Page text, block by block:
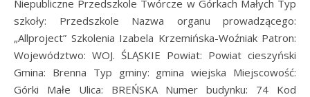
Niepubliczne Przedszkole Twórcze w Górkach Małych Typ
szkoły: Przedszkole Nazwa organu prowadzącego:
„Allproject” Szkolenia Izabela Krzemińska-Woźniak Patron:
Województwo: WOJ. ŚLĄSKIE Powiat: Powiat cieszyński
Gmina: Brenna Typ gminy: gmina wiejska Miejscowość:
Górki Małe Ulica: BREŃSKA Numer budynku: 74 Kod